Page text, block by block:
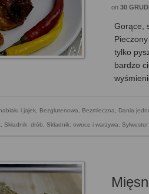
on30
Gorące,
tylko
bardzo
i jajek, Bezglutenowa, Bezmleczna, Dania
, Składnik: drób, Składnik: owoce i warzywa,